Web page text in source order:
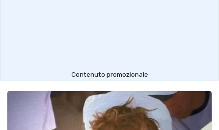
Contenuto promozionale